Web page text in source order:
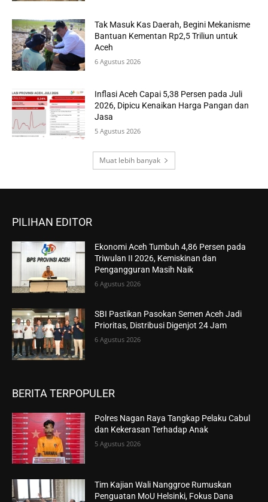
Tak Masuk Kas Daerah, Begini Mekanisme
Bantuan Kementan Rp2,5 Triliun untuk
Aceh
6 Agustus 2026
Inflasi Aceh Capai 5,38 Persen pada Juli
2026, Dipicu Kenaikan Harga Pangan dan
Jasa
5 Agustus 2026
Muat lebih banyak
PILIHAN EDITOR
Ekonomi Aceh Tumbuh 4,86 Persen pada
Triwulan II 2026, Kemiskinan dan
Pengangguran Masih Naik
6 Agustus 2026
SBI Pastikan Pasokan Semen Aceh Jadi
Prioritas, Distribusi Digenjot 24 Jam
6 Agustus 2026
BERITA TERPOPULER
Polres Nagan Raya Tangkap Pelaku Cabul
dan Kekerasan Terhadap Anak
5 Agustus 2026
Tim Kajian Wali Nanggroe Rumuskan
Penguatan MoU Helsinki, Fokus Dana